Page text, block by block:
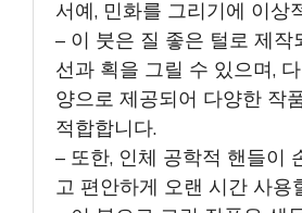
서예, 민화를 그리기에 이상
– 이 붓은 질 좋은 털로 제작
선과 획을 그릴 수 있으며,
양으로 제공되어 다양한 작
적합합니다.
– 또한, 인체 공학적 핸들이
고 편안하게 오랜 시간 사용